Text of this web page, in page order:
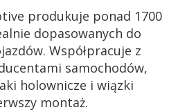
produkuje ponad 1700
dopasowanych do
Współpracuje z
samochodów,
holownicze i wiązki
montaż.